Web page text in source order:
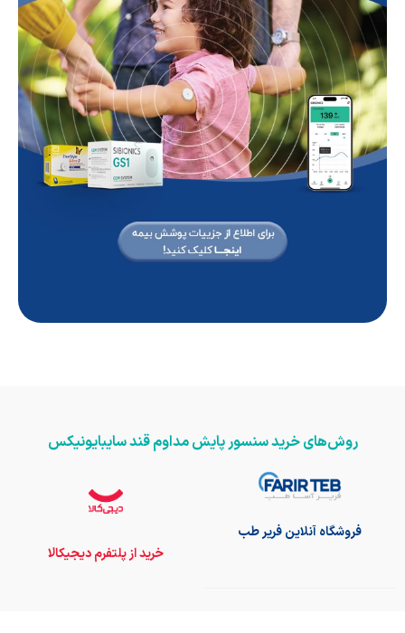
روش‌های خرید سنسور پایش مداوم قند سایبایونیکس
فروشگاه آنلاین فریر طب
خرید از پلتفرم دیجیکالا